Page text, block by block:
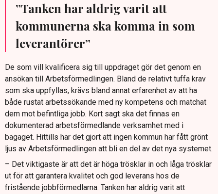
”Tanken har aldrig varit att
kommunerna ska komma in som
leverantörer”
De som vill kvalificera sig till uppdraget gör det genom en
ansökan till Arbetsförmedlingen. Bland de relativt tuffa krav
som ska uppfyllas, krävs bland annat erfarenhet av att ha
både rustat arbetssökande med ny kompetens och matchat
dem mot befintliga jobb. Kort sagt ska det finnas en
dokumenterad arbetsförmedlande verksamhet med i
bagaget. Hittills har det gjort att ingen kommun har fått grönt
ljus av Arbetsförmedlingen att bli en del av det nya systemet.
– Det viktigaste är att det är höga trösklar in och låga trösklar
ut för att garantera kvalitet och god leverans hos de
fristående jobbförmedlarna. Tanken har aldrig varit att